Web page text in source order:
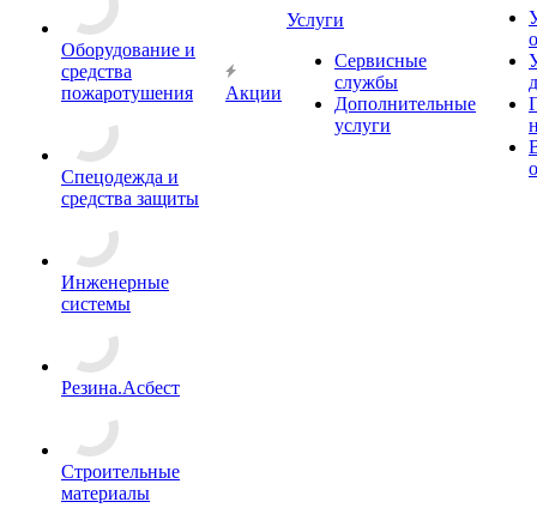
Оборудование и
средства
пожаротушения
Спецодежда и
средства защиты
Инженерные
системы
Резина.Асбест
Строительные
материалы
Акции
Услуги
Сервисные
службы
Дополнительные
услуги